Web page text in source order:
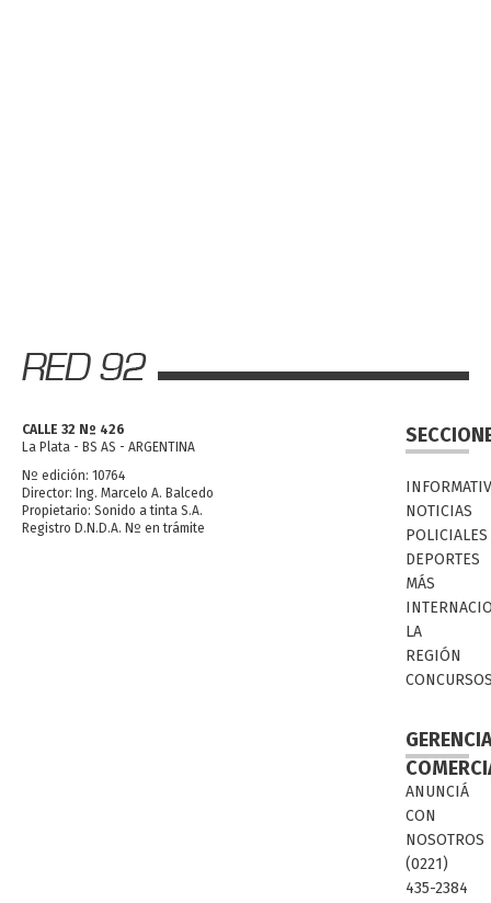
CALLE 32 Nº 426
La Plata - BS AS - ARGENTINA
Nº edición: 10764
Director: Ing. Marcelo A. Balcedo
Propietario: Sonido a tinta S.A.
Registro D.N.D.A. Nº en trámite
NOTICIAS
POLICIALES
DEPORTES
MÁS
LA
REGIÓN
ANUNCIÁ
CON
NOSOTROS
(0221)
435-2384